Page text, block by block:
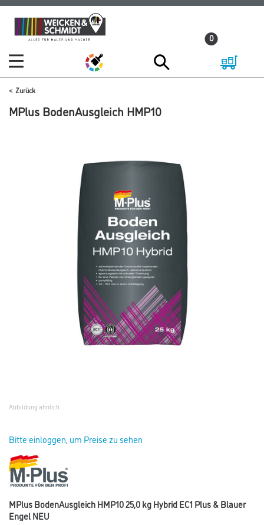
Zum
Inhalt
Zum
Navigationsmenü
0
Zurück
MPlus BodenAusgleich HMP10
Abbildung ähnlich
Bitte einloggen, um Preise zu sehen
MPlus BodenAusgleich HMP10 25,0 kg Hybrid EC1 Plus & Blauer
Engel NEU